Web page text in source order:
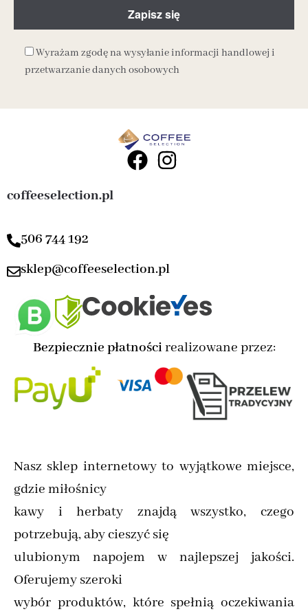
Wyrażam zgodę na wysyłanie informacji handlowej i
przetwarzanie danych osobowych
coffeeselection.pl
506 744 192
sklep@coffeeselection.pl
Bezpiecznie płatnościrealizowane przez:
Nasz sklep internetowy to wyjątkowe miejsce,
gdzie miłośnicy
kawy i herbaty znajdą wszystko, czego
potrzebują, aby cieszyć się
ulubionym napojem w najlepszej jakości.
Oferujemy szeroki
wybór produktów, które spełnią oczekiwania